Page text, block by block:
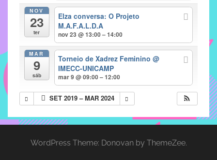
problemas
verificados
instituto,
para
prevenção
NOV
23
ter
Elza conversa: O Projeto
M.A.F.A.L.D.A
nov 23 @ 13:00 – 14:00
MAR
9
sáb
Torneio de Xadrez Feminino@
IMECC-UNICAMP
mar 9 @ 09:00 – 12:00
SET 2019 – MAR 2024
WordPress Theme: Donovan by ThemeZee.